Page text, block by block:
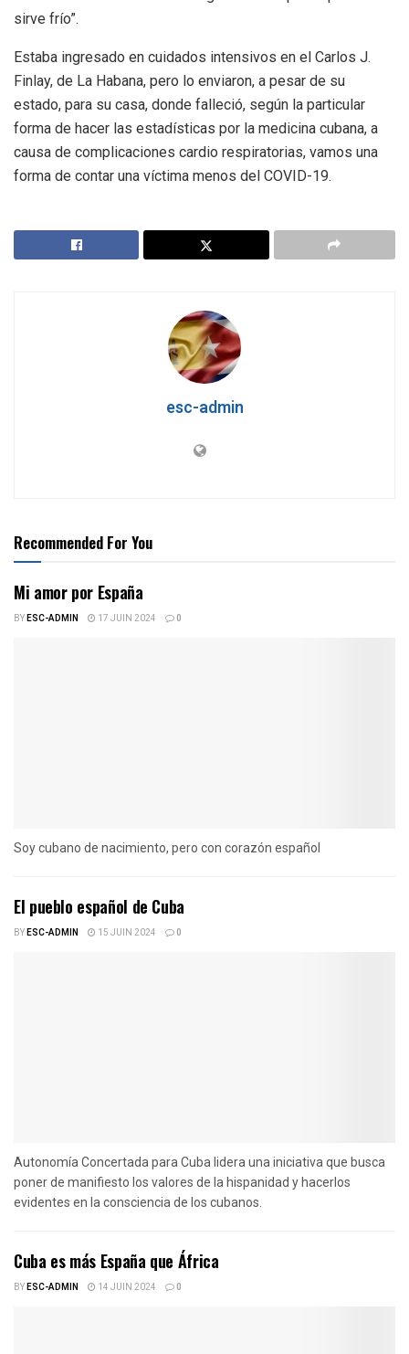
sirve frío”.
Estaba ingresado en cuidados intensivos en el Carlos J.
Finlay, de La Habana, pero lo enviaron, a pesar de su
estado, para su casa, donde falleció, según la particular
forma de hacer las estadísticas por la medicina cubana, a
causa de complicaciones cardio respiratorias, vamos una
forma de contar una víctima menos del COVID-19.
esc-admin
Recommended For You
Mi amor por España
BYESC-ADMIN 17 JUIN 2024 0
Soy cubano de nacimiento, pero con corazón español
El pueblo español de Cuba
BYESC-ADMIN 15 JUIN 2024 0
Autonomía Concertada para Cuba lidera una iniciativa que busca
poner de manifiesto los valores de la hispanidad y hacerlos
evidentes en la consciencia de los cubanos.
Cuba es más España que África
BYESC-ADMIN 14 JUIN 2024 0